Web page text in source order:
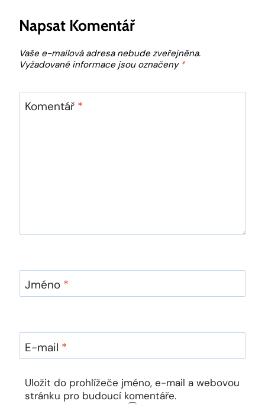
Napsat Komentář
Vaše e-mailová adresa nebude zveřejněna.
Vyžadované informace jsou označeny *
Komentář *
Jméno *
E-mail *
Uložit do prohlížeče jméno, e-mail a webovou
stránku pro budoucí komentáře.